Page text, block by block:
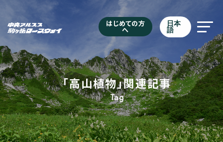
はじめての方
へ
日本
語
「高山植物」関連記事
Tag